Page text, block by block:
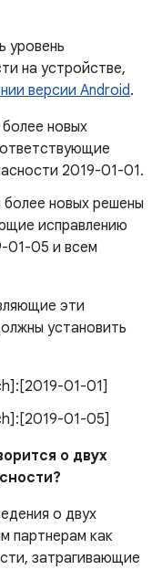
уровень
на устройстве,
версии Android.
новых
2019-01-01.
новых решены
исправлению
01-05 и всем
эти
установить
01-01]
01-05]
о двух
о двух
партнерам как
затрагивающие